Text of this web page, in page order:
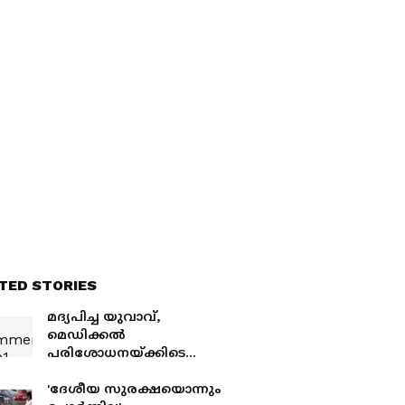
STORIES
മദ്യപിച്ച യുവാവ്,
മെഡിക്കൽ
പരിശോധനയ്ക്കിടെ
സംഭവത്തിന്‍റെ വീഡിയോ
'ദേശീയ സുരക്ഷയൊന്നും